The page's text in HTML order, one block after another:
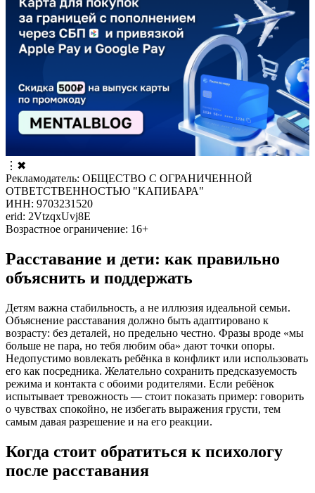
⋮ ✖
Рекламодатель: ОБЩЕСТВО С ОГРАНИЧЕННОЙ
ОТВЕТСТВЕННОСТЬЮ "КАПИБАРА"
ИНН: 9703231520
erid: 2VtzqxUvj8E
Возрастное ограничение: 16+
Расставание и дети: как правильно
объяснить и поддержать
Детям важна стабильность, а не иллюзия идеальной семьи.
Объяснение расставания должно быть адаптировано к
возрасту: без деталей, но предельно честно. Фразы вроде «мы
больше не пара, но тебя любим оба» дают точки опоры.
Недопустимо вовлекать ребёнка в конфликт или использовать
его как посредника. Желательно сохранить предсказуемость
режима и контакта с обоими родителями. Если ребёнок
испытывает тревожность — стоит показать пример: говорить
о чувствах спокойно, не избегать выражения грусти, тем
самым давая разрешение и на его реакции.
Когда стоит обратиться к психологу
после расставания